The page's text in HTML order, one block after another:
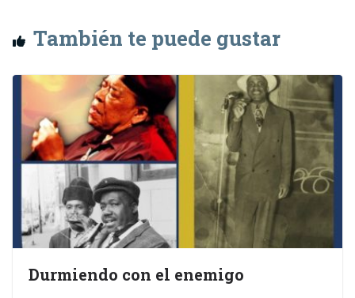
También te puede gustar
Durmiendo con el enemigo